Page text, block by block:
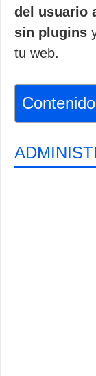
del usuario
sin plugins
tu web.
Contenido